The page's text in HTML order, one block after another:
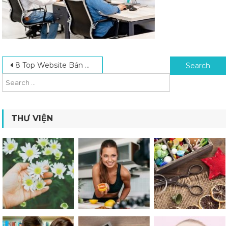
Post navigation
8 Top Website Bán Phần Mềm Bản Quyền Giá Tốt Hiện Nay Search for:
THƯ VIỆN